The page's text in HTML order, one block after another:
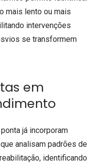
mais lento ou mais
intervenções
se transformem
em
já incorporam
analisam padrões de
identificando